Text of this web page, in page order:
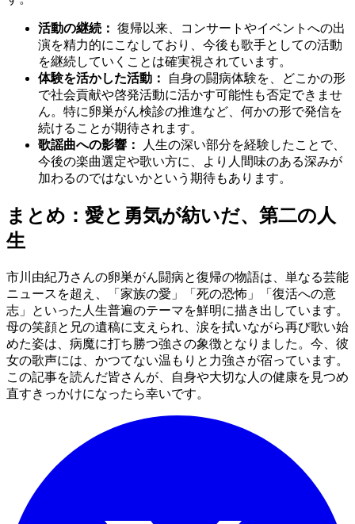
活動の継続： 復帰以来、コンサートやイベントへの出
演を精力的にこなしており、今後も歌手としての活動
を継続していくことは確実視されています。
体験を活かした活動：
自身の闘病体験を、どこかの形
で社会貢献や啓発活動に活かす可能性も否定できませ
ん。特に卵巣がん検診の推進など、何かの形で発信を
続けることが期待されます。
歌謡曲への影響：
人生の深い部分を経験したことで、
今後の楽曲選定や歌い方に、より人間味のある深みが
加わるのではないかという期待もあります。
まとめ：愛と勇気が紡いだ、第二の人
生
市川由紀乃さんの卵巣がん闘病と復帰の物語は、単なる芸能
ニュースを超え、「家族の愛」「死の恐怖」「復活への意
志」といった人生普遍のテーマを鮮明に描き出しています。
母の笑顔と兄の遺稿に支えられ、涙を拭いながら再び歌い始
めた姿は、病魔に打ち勝つ強さの象徴となりました。今、彼
女の歌声には、かつてない温もりと力強さが宿っています。
この記事を読んだ皆さんが、自身や大切な人の健康を見つめ
直すきっかけになったら幸いです。